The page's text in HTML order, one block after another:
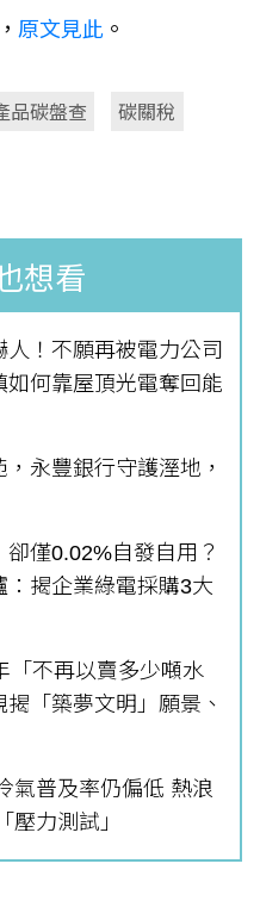
原文見此 。
品碳盤查 碳關稅
想看
！不願再被電力公司
何靠屋頂光電奪回能
永豐銀行守護溼地，
僅0.02%自發自用？
：揭企業綠電採購3大
「不再以賣多少噸水
「築夢文明」願景、
氣普及率仍偏低 熱浪
壓力測試」